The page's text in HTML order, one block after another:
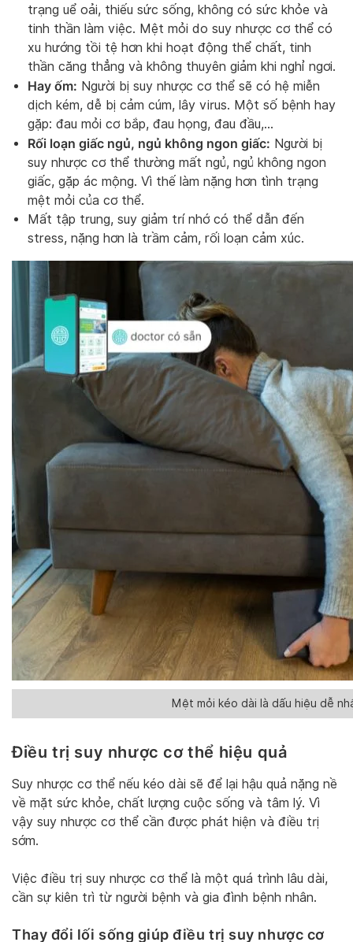
trạng uể oải, thiếu sức sống, không có sức khỏe và
tinh thần làm việc. Mệt mỏi do suy nhược cơ thể có
xu hướng tồi tệ hơn khi hoạt động thể chất, tinh
thần căng thẳng và không thuyên giảm khi nghỉ ngơi.
Hay ốm: Người bị suy nhược cơ thể sẽ có hệ miễn
dịch kém, dễ bị cảm cúm, lây virus. Một số bệnh hay
gặp: đau mỏi cơ bắp, đau họng, đau đầu,…
Rối loạn giấc ngủ, ngủ không ngon giấc: Người bị
suy nhược cơ thể thường mất ngủ, ngủ không ngon
giấc, gặp ác mộng. Vì thế làm nặng hơn tình trạng
mệt mỏi của cơ thể.
Mất tập trung, suy giảm trí nhớ có thể dẫn đến
stress, nặng hơn là trầm cảm, rối loạn cảm xúc.
Mệt mỏi kéo dài là dấu hiệu dễ
Điều trị suy nhược cơ thể hiệu quả
Suy nhược cơ thể nếu kéo dài sẽ để lại hậu quả nặng nề
về mặt sức khỏe, chất lượng cuộc sống và tâm lý. Vì
vậy suy nhược cơ thể cần được phát hiện và điều trị
sớm.
Việc điều trị suy nhược cơ thể là một quá trình lâu dài,
cần sự kiên trì từ người bệnh và gia đình bệnh nhân.
Thay đổi lối sống giúp điều trị suy nhược cơ